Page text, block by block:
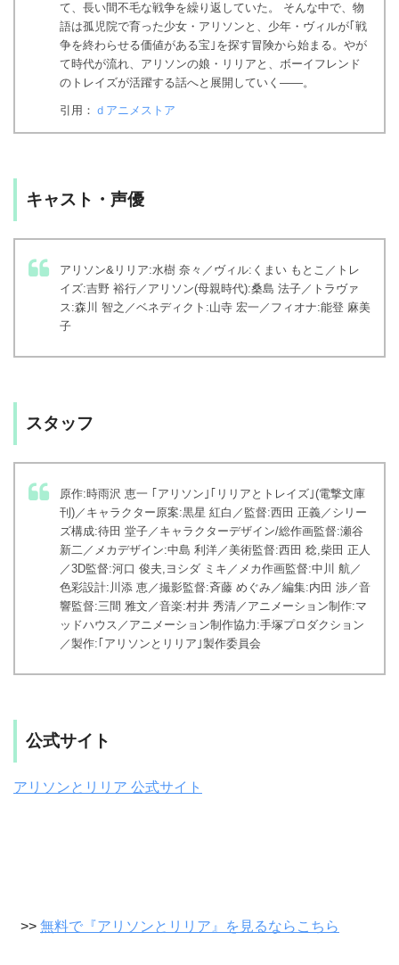
て、長い間不毛な戦争を繰り返していた。 そんな中で、物
語は孤児院で育った少女・アリソンと、少年・ヴィルが｢戦
争を終わらせる価値がある宝｣を探す冒険から始まる。やが
て時代が流れ、アリソンの娘・リリアと、ボーイフレンド
のトレイズが活躍する話へと展開していく――。
引用： ｄアニメストア
キャスト・声優
アリソン&リリア:水樹 奈々／ヴィル:くまい もとこ／トレ
イズ:吉野 裕行／アリソン(母親時代):桑島 法子／トラヴァ
ス:森川 智之／ベネディクト:山寺 宏一／フィオナ:能登 麻美
子
スタッフ
原作:時雨沢 恵一 ｢アリソン｣｢リリアとトレイズ｣(電撃文庫
刊)／キャラクター原案:黒星 紅白／監督:西田 正義／シリー
ズ構成:待田 堂子／キャラクターデザイン/総作画監督:瀬谷
新二／メカデザイン:中島 利洋／美術監督:西田 稔,柴田 正人
／3D監督:河口 俊夫,ヨシダ ミキ／メカ作画監督:中川 航／
色彩設計:川添 恵／撮影監督:斉藤 めぐみ／編集:内田 渉／音
響監督:三間 雅文／音楽:村井 秀清／アニメーション制作:マ
ッドハウス／アニメーション制作協力:手塚プロダクション
／製作:｢アリソンとリリア｣製作委員会
公式サイト
アリソンとリリア 公式サイト
>> 無料で『アリソンとリリア』を見るならこちら